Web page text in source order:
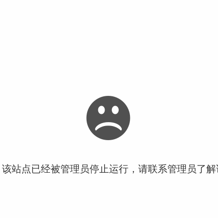
站点已经被管理员停止运行，请联系管理员了